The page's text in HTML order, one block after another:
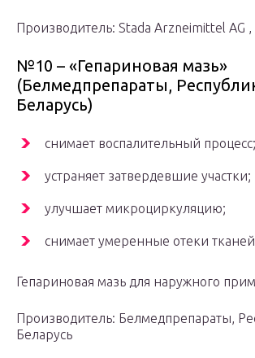
Производитель: Stada Arzneimittel AG ,
№10 – «Гепариновая мазь»
(Белмедпрепараты,
Беларусь)
снимает воспалительный процесс;
устраняет затвердевшие участки;
улучшает микроциркуляцию;
снимает умеренные отеки
Гепариновая мазь для наружного
Производитель: Белмедпрепараты,
Беларусь